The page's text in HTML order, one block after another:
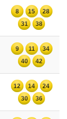
8 15
28
31
38
9 11
34
40
42
12 14
24
30
36